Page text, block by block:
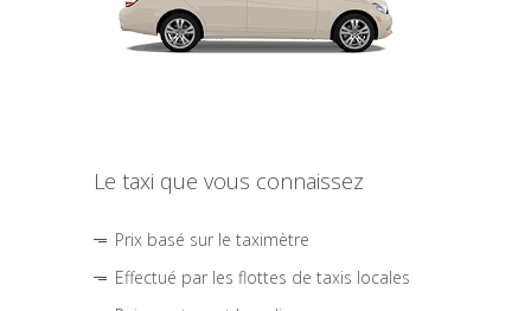
Le taxi que vous connaissez
Prix basé sur le taximètre
Effectué par les flottes de taxis locales